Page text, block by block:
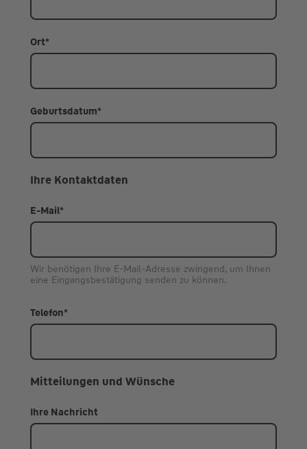
Ort*
Geburtsdatum*
Ihre Kontaktdaten
E-Mail*
Wir benötigen Ihre E-Mail-Adresse zwingend, um Ihnen
eine Eingangsbestätigung senden zu können.
Telefon*
Mitteilungen und Wünsche
Ihre Nachricht